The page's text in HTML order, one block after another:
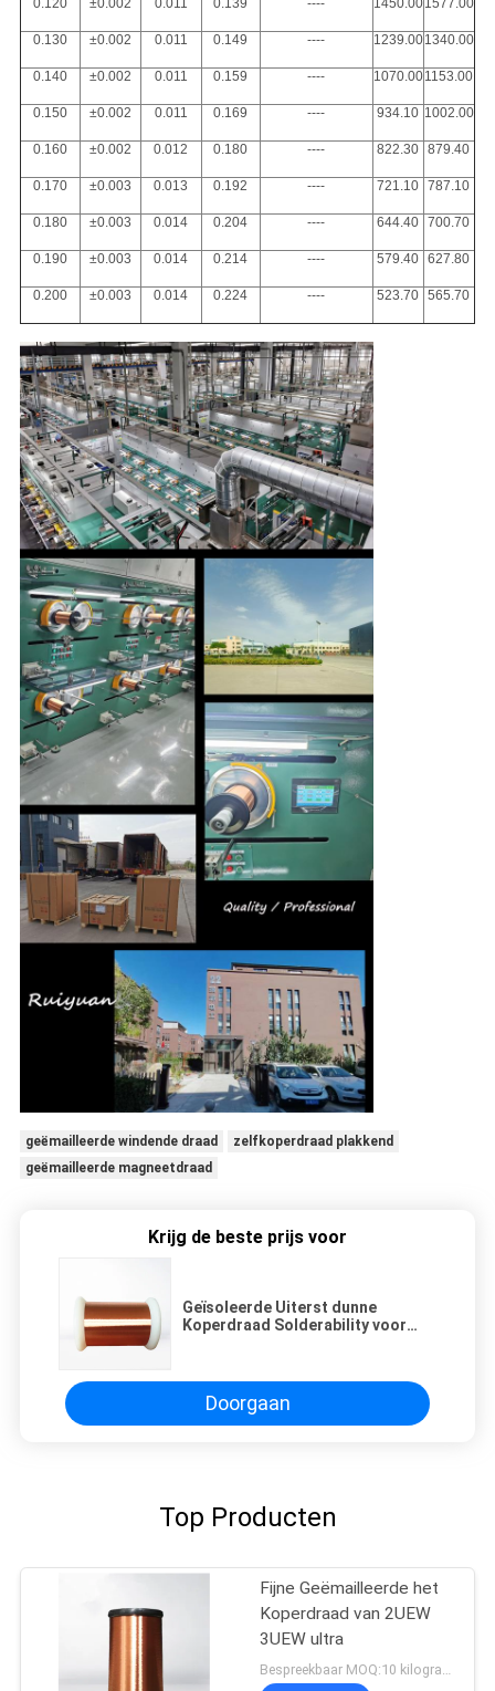
0.120 ±0.002 0.011 0.139 ---- 1450.001577.00
0.130 ±0.002 0.011 0.149 ---- 1239.001340.00
0.140 ±0.002 0.011 0.159 ---- 1070.001153.00
0.150 ±0.002 0.011 0.169 ---- 934.10 1002.00
0.160 ±0.002 0.012 0.180 ---- 822.30 879.40
0.170 ±0.003 0.013 0.192 ---- 721.10 787.10
0.180 ±0.003 0.014 0.204 ---- 644.40 700.70
0.190 ±0.003 0.014 0.214 ---- 579.40 627.80
0.200 ±0.003 0.014 0.224 ---- 523.70 565.70
geëmailleerde windende draad
zelfkoperdraad plakkend
geëmailleerde magneetdraad
Krijg de beste prijs voor
Geïsoleerde Uiterst dunne
Koperdraad Solderability voor
Doorgaan
Top Producten
Fijne Geëmailleerde het
Koperdraad van 2UEW
3UEW ultra